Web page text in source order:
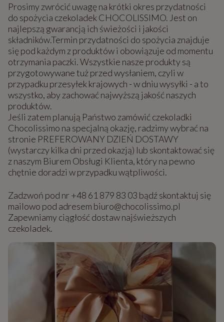
Prosimy zwrócić uwagę na krótki okres przydatności
do spożycia czekoladek CHOCOLISSIMO. Jest on
najlepszą gwarancją ich świeżości i jakości
składników.Termin przydatności do spożycia znajduje
się pod każdym z produktów i obowiązuje od momentu
otrzymania paczki. Wszystkie nasze produkty są
przygotowywane tuż przed wysłaniem, czyli w
przypadku przesyłek krajowych - w dniu wysyłki - a to
wszystko, aby zachować najwyższą jakość naszych
produktów.
Jeśli zatem planują Państwo zamówić czekoladki
Chocolissimo na specjalną okazję, radzimy wybrać na
stronie PREFEROWANY DZIEŃ DOSTAWY
(wystarczy kilka dni przed okazją) lub skontaktować się
z naszym Biurem Obsługi Klienta, który na pewno
chętnie doradzi w przypadku wątpliwości.
Zadzwoń pod nr +48 61 879 83 03 bądź skontaktuj się
mailowo pod adresem biuro@chocolissimo.pl
Zapewniamy ciągłość dostaw najświeższych
czekoladek.